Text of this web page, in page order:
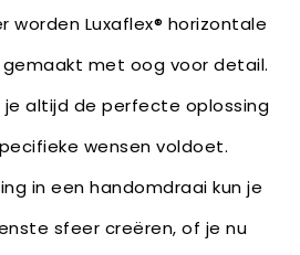
worden Luxaflex® horizontale
met oog voor detail.
altijd de perfecte oplossing
wensen voldoet.
in een handomdraai kun je
sfeer creëren, of je nu